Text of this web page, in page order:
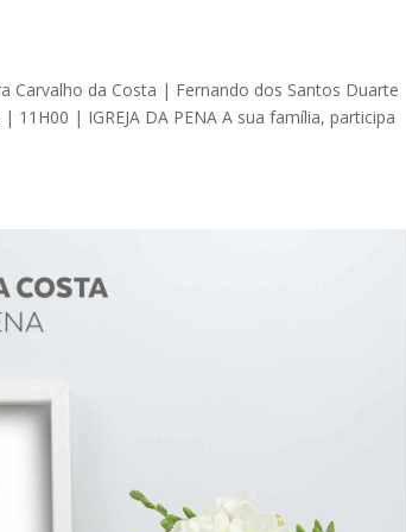
Carvalho da Costa | Fernando dos Santos Duarte
11H00 | IGREJA DA PENA A sua família, participa